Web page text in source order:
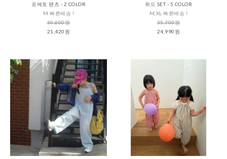
포에토 팬츠 - 2 COLOR
M 빠른배송 !
30,600원
21,420원
위드 SET - 5 COLOR
M,XL 빠른배송 !
35,700원
24,990원